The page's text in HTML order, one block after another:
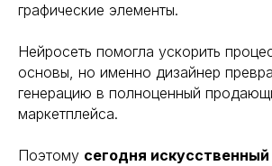
графические элементы.
Нейросеть помогла ускорить
основы, но именно дизайнер
генерацию в полноценный
маркетплейса.
Поэтому сегодня